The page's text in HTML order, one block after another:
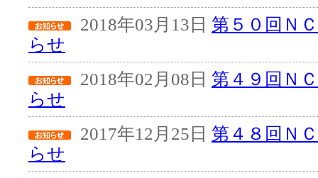
2018年03月13日 第５０回Ｎ
らせ
2018年02月08日 第４９回Ｎ
らせ
2017年12月25日 第４８回Ｎ
らせ